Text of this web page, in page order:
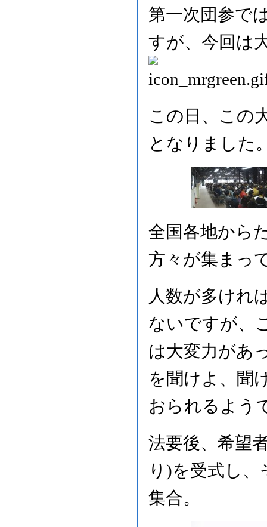
第一次団参で
すが、今回は
この日、この
となりました
全国各地から
方々が集まっ
人数が多けれ
ないですが、
は大変力があ
を聞けよ、聞
おられるよう
法要後、希望
り)を受式し
集合。